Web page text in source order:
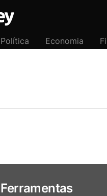
Política Economia
Ferramentas